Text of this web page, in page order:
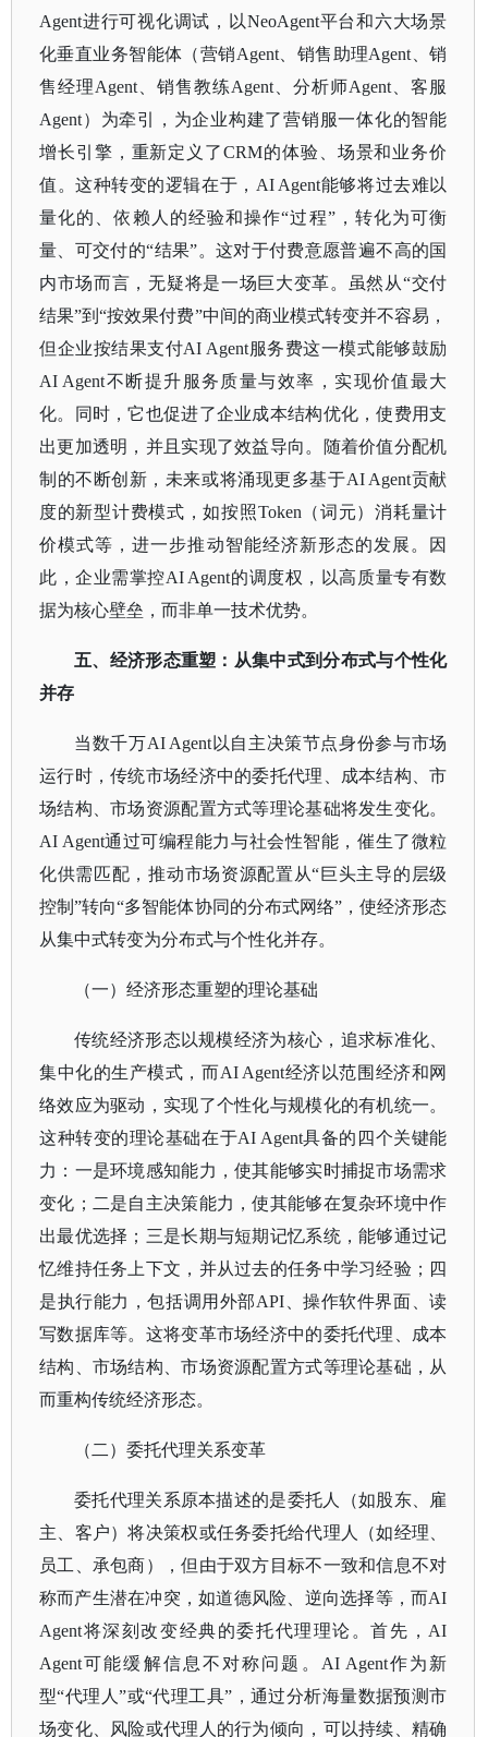
Agent进行可视化调试，以NeoAgent平台和六大场景
化垂直业务智能体（营销Agent、销售助理Agent、销
售经理Agent、销售教练Agent、分析师Agent、客服
Agent）为牵引，为企业构建了营销服一体化的智能
增长引擎，重新定义了CRM的体验、场景和业务价
值。这种转变的逻辑在于，AI Agent能够将过去难以
量化的、依赖人的经验和操作“过程”，转化为可衡
量、可交付的“结果”。这对于付费意愿普遍不高的国
内市场而言，无疑将是一场巨大变革。虽然从“交付
结果”到“按效果付费”中间的商业模式转变并不容易，
但企业按结果支付AI Agent服务费这一模式能够鼓励
AI Agent不断提升服务质量与效率，实现价值最大
化。同时，它也促进了企业成本结构优化，使费用支
出更加透明，并且实现了效益导向。随着价值分配机
制的不断创新，未来或将涌现更多基于AI Agent贡献
度的新型计费模式，如按照Token（词元）消耗量计
价模式等，进一步推动智能经济新形态的发展。因
此，企业需掌控AI Agent的调度权，以高质量专有数
据为核心壁垒，而非单一技术优势。
五、经济形态重塑：从集中式到分布式与个性化
并存
当数千万AI Agent以自主决策节点身份参与市场
运行时，传统市场经济中的委托代理、成本结构、市
场结构、市场资源配置方式等理论基础将发生变化。
AI Agent通过可编程能力与社会性智能，催生了微粒
化供需匹配，推动市场资源配置从“巨头主导的层级
控制”转向“多智能体协同的分布式网络”，使经济形态
从集中式转变为分布式与个性化并存。
（一）经济形态重塑的理论基础
传统经济形态以规模经济为核心，追求标准化、
集中化的生产模式，而AI Agent经济以范围经济和网
络效应为驱动，实现了个性化与规模化的有机统一。
这种转变的理论基础在于AI Agent具备的四个关键能
力：一是环境感知能力，使其能够实时捕捉市场需求
变化；二是自主决策能力，使其能够在复杂环境中作
出最优选择；三是长期与短期记忆系统，能够通过记
忆维持任务上下文，并从过去的任务中学习经验；四
是执行能力，包括调用外部API、操作软件界面、读
写数据库等。这将变革市场经济中的委托代理、成本
结构、市场结构、市场资源配置方式等理论基础，从
而重构传统经济形态。
（二）委托代理关系变革
委托代理关系原本描述的是委托人（如股东、雇
主、客户）将决策权或任务委托给代理人（如经理、
员工、承包商），但由于双方目标不一致和信息不对
称而产生潜在冲突，如道德风险、逆向选择等，而AI
Agent将深刻改变经典的委托代理理论。首先，AI
Agent可能缓解信息不对称问题。AI Agent作为新
型“代理人”或“代理工具”，通过分析海量数据预测市
场变化、风险或代理人的行为倾向，可以持续、精确